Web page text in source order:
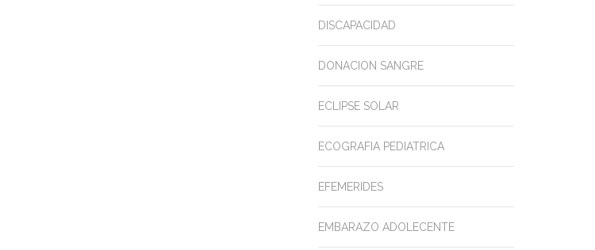
DISCAPACIDAD
DONACION SANGRE
ECLIPSE SOLAR
ECOGRAFIA PEDIATRICA
EFEMERIDES
EMBARAZO ADOLECENTE